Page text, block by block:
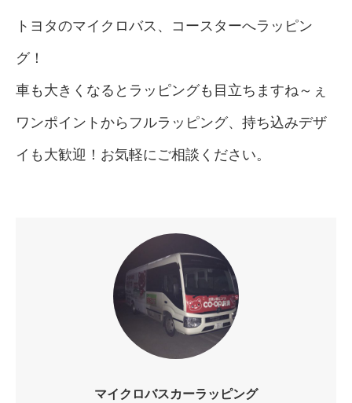
トヨタのマイクロバス、コースターへラッピン
グ！
車も大きくなるとラッピングも目立ちますね～ぇ
ワンポイントからフルラッピング、持ち込みデザ
イも大歓迎！お気軽にご相談ください。
マイクロバスカーラッピング